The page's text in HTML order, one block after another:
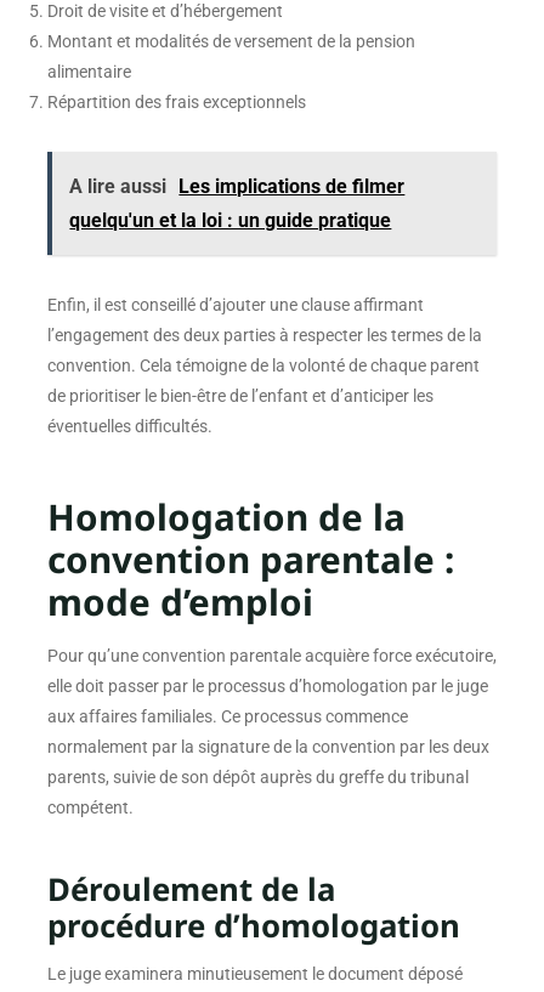
Droit de visite et d’hébergement
Montant et modalités de versement de la pension
alimentaire
Répartition des frais exceptionnels
A lire aussi
Les implications de filmer
quelqu'un et la loi : un guide pratique
Enfin, il est conseillé d’ajouter une clause affirmant
l’engagement des deux parties à respecter les termes de la
convention. Cela témoigne de la volonté de chaque parent
de prioritiser le bien-être de l’enfant et d’anticiper les
éventuelles difficultés.
Homologation de la
convention parentale :
mode d’emploi
Pour qu’une convention parentale acquière force exécutoire,
elle doit passer par le processus d’homologation par le juge
aux affaires familiales. Ce processus commence
normalement par la signature de la convention par les deux
parents, suivie de son dépôt auprès du greffe du tribunal
compétent.
Déroulement de la
procédure d’homologation
Le juge examinera minutieusement le document déposé